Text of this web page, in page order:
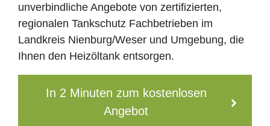
unverbindliche Angebote von zertifizierten,
regionalen Tankschutz Fachbetrieben im
Landkreis Nienburg/Weser und Umgebung, die
Ihnen den Heizöltank entsorgen.
In 2 Minuten zum kostenlosen
Angebot